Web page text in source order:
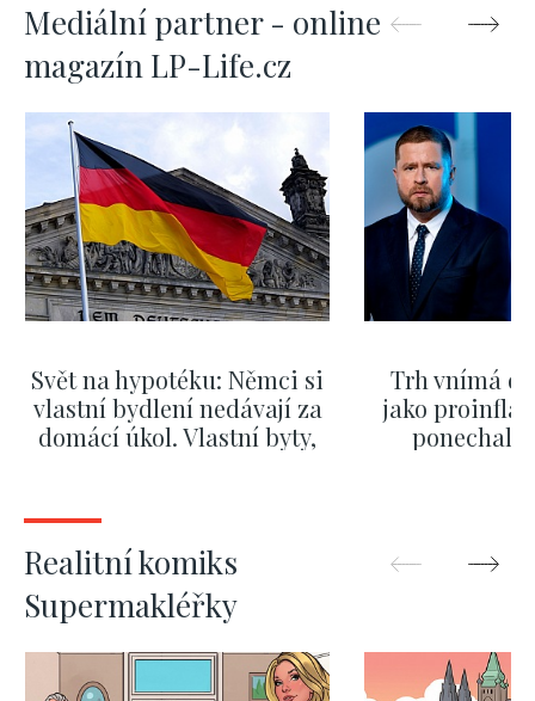
Mediální partner - online
magazín LP-Life.cz
Svět na hypotéku: Němci si
vlastní bydlení nedávají za
domácí úkol. Vlastní byty,
Trh vnímá
jako
ponechali
Realitní komiks
Supermakléřky